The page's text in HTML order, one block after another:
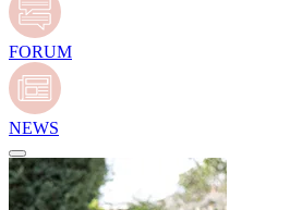
FORUM
NEWS